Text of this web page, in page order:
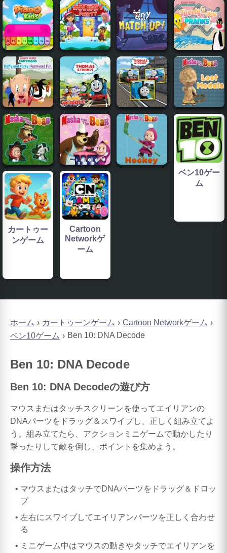
ホーム カートゥーンゲーム
Cartoon Networkゲーム
ベン10ゲーム
Ben 10: DNA Decode
Ben 10: DNA Decode
Ben 10: DNA Decodeの遊び方
マウスまたはタッチスクリーンを使ってエイリアンの
DNAパーツをドラッグ＆スワイプし、正しく組み立てよ
う。組み立てたら、アクションミニゲームで動かしたり
撃ったりして敵を倒し、ポイントを集めよう。
操作方法
マウスまたはタッチでDNAパーツをドラッグ＆ドロッ
プ
左右にスワイプしてエイリアンパーツを正しく合わせ
る
ミニゲーム中はマウスの動きやタッチでエイリアンを
ベン10ゲー
ム
カートゥー
ンゲーム
Cartoon
Networkゲ
ーム